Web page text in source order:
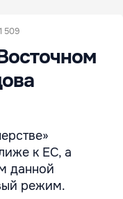
1 509
к ЕС, а
данной
режим.